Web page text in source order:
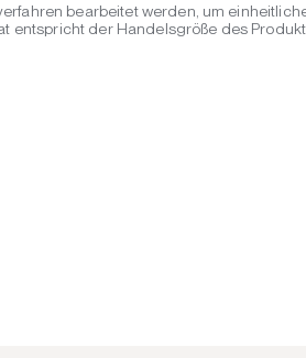
bearbeitet werden, um
entspricht der Handelsgröße des